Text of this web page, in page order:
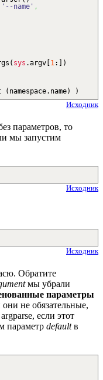
'--name' ,
( sys .argv [1: ] )
( namespace. name) )
Исходник
параметров, то
мы запустим
Исходник
Исходник
Обратите
мы убрали
параметры
не обязательные,
если этот
параметр defaultв